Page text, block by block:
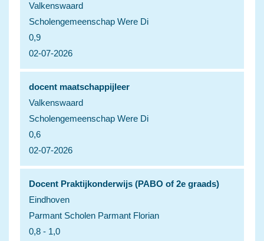
Valkenswaard
Scholengemeenschap Were Di
0,9
02-07-2026
docent maatschappijleer
Valkenswaard
Scholengemeenschap Were Di
0,6
02-07-2026
Docent Praktijkonderwijs (PABO of 2e graads)
Eindhoven
Parmant Scholen Parmant Florian
0,8 - 1,0